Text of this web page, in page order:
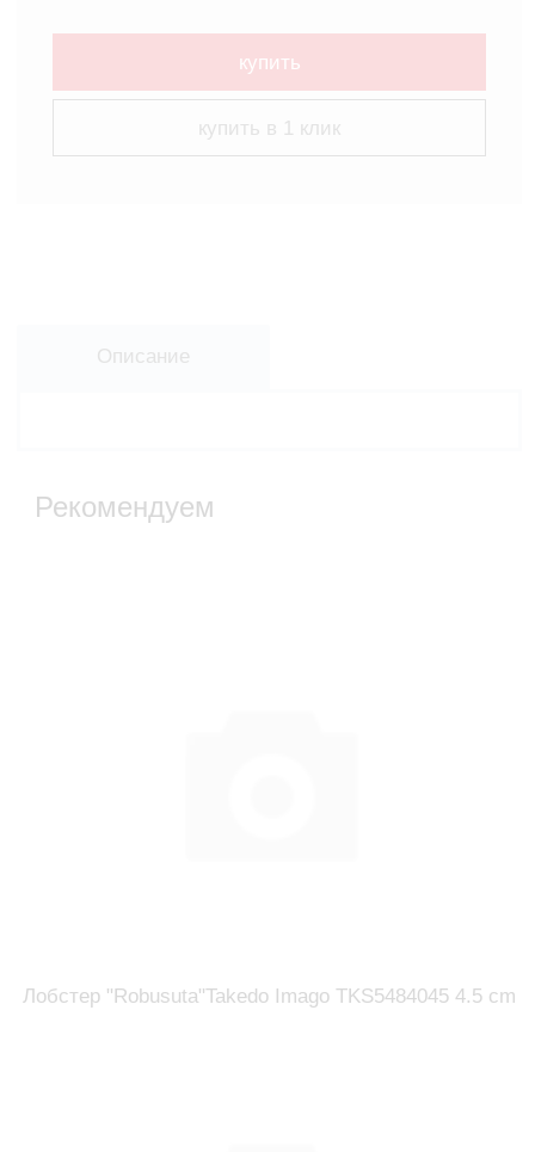
купить
купить в 1 клик
Описание
Рекомендуем
Лобстер "Robusuta"Takedo Imago TKS5484045 4.5 cm